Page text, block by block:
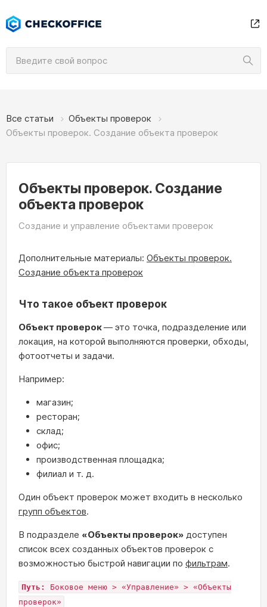
Все статьи
Объекты проверок
Объекты проверок. Создание объекта проверок
Объекты проверок. Создание
объекта проверок
Создание и управление объектами проверок
Дополнительные материалы: Объекты проверок.
Создание объекта проверок
Что такое объект проверок
Объект проверок— это точка, подразделение или
локация, на которой выполняются проверки, обходы,
фотоотчеты и задачи.
Например:
магазин;
ресторан;
склад;
офис;
производственная площадка;
филиал и т. д.
Один объект проверок может входить в несколько
групп объектов.
В подразделе «Объекты проверок» доступен
список всех созданных объектов проверок с
возможностью быстрой навигации по фильтрам.
Путь:
Боковое меню > «Управление» > «Объекты
проверок»